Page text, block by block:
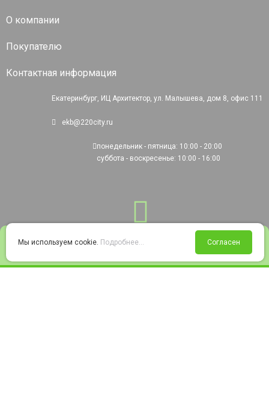
Войти Избранное Корзина
О компании
Покупателю
Контактная информация
Екатеринбург, ИЦ Архитектор, ул. Малышева, дом 8, офис 111
ekb@220city.ru
понедельник - пятница: 10:00 - 20:00
суббота - воскресенье: 10:00 - 16:00
© 2008-2026 220city.ru - гипермаркет электрооборудования
Мы используем cookie. Подробнее... Согласен